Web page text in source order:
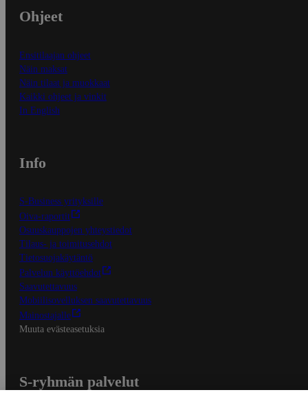
Ohjeet
Ensitilaajan ohjeet
Näin maksat
Näin tilaat ja muokkaat
Kaikki ohjeet ja vinkit
In English
Info
S-Business yrityksille
Oiva-raportit
Osuuskauppojen yhteystiedot
Tilaus- ja toimitusehdot
Tietosuojakäytäntö
Palvelun käyttöehdot
Saavutettavuus
Mobiilisovelluksen saavutettavuus
Mainostajalle
Muuta evästeasetuksia
S-ryhmän palvelut